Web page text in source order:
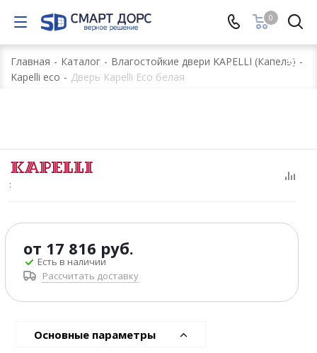
0
Главная - Каталог - Влагостойкие двери KAPELLI (Капель) -
Kapelli eco - Дверь Kapelli Eco белая
:
от 17 816 руб.
Есть в наличии
Рассчитать доставку
Основные параметры